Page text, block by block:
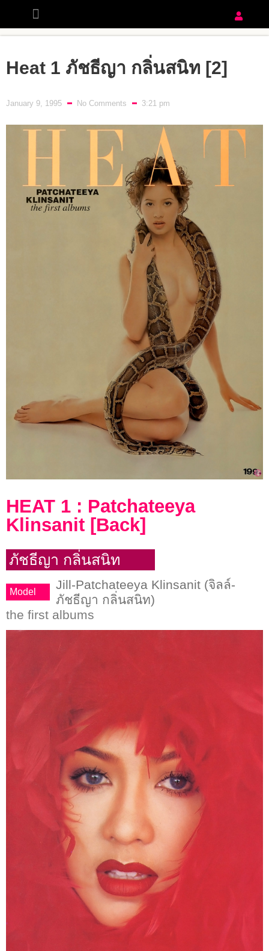
Heat 1 ภัชธีญา กลิ่นสนิท [2]
January 9, 1995 No Comments 3:21 pm
HEAT 1 : Patchateeya
Klinsanit [Back]
ภัชธีญา กลิ่นสนิท
Model
Jill-Patchateeya Klinsanit (จิลล์-
ภัชธีญา กลิ่นสนิท)
the first albums